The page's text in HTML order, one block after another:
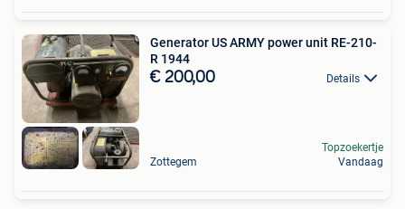
Generator US ARMY power unit RE-210-
R 1944
€ 200,00 Details
Zottegem
Topzoekertje
Vandaag